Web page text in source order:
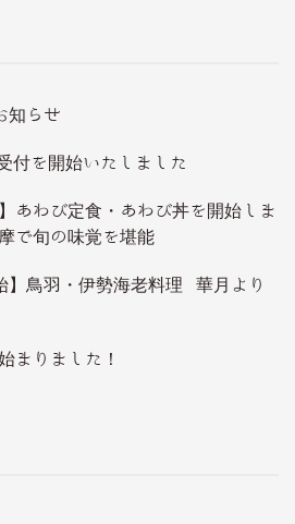
知らせ
付を開始いたしました
あわび定食・あわび丼を開始しま
で旬の味覚を堪能
】鳥羽・伊勢海老料理 華月より
まりました！